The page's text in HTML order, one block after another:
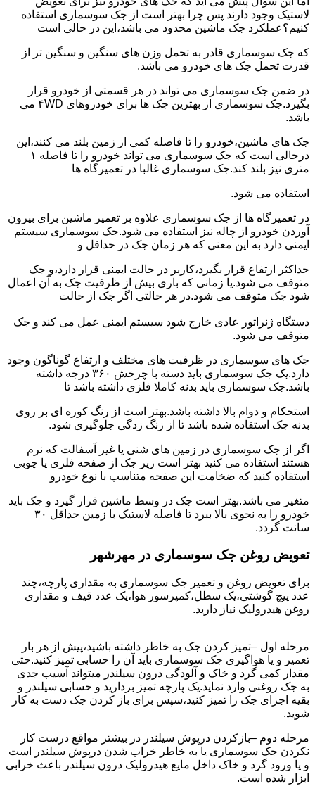
لاستیک وجود دارند پس چرا بهتر است از جک سوسماری استفاده
کنیم؟عملکرد جک ماشین محدود می باشد،این در حالی است
که جک سوسماری قادر به تحمل وزن های سنگین و سنگین تر از
قدرت تحمل جک های خودرو می باشد.
در ضمن جک سوسماری می تواند در هر قسمتی از خودرو قرار
بگیرد.جک سوسماری از بهترین جک ها برای خودروهای ۴WD می
باشد.
جک های ماشین،خودرو را تا فاصله کمی از زمین بلند می کنند،این
درحالی است که جک سوسماری می تواند خودرو را تا فاصله ۱
متری نیز بلند کند.جک سوسماری غالبا در تعمیرگاه ها
استفاده می شود.
در تعمیرگاه ها از جک سوسماری علاوه بر تعمیر ماشین برای بیرون
آوردن خودرو از چاله نیز استفاده می شود.جک سوسماری سیستم
ایمنی دارد به این معنی که هر زمان جک در حداقل و
حداکثر ارتفاع قرار بگیرد،کاربر در حالت ایمنی قرار دارد،و جک
متوقف می شود.یا زمانی که باری بیش از ظرفیت جک به آن اعمال
شود جک متوقف می شود.در هر حالتی اگر جک از حالت
دستگاه ژنراتور عادی خارج شود سیستم ایمنی عمل می کند و جک
متوقف می شود.
جک های سوسماری در ظرفیت های مختلف و ارتفاع گوناگون وجود
دارد.یک جک سوسماری باید دسته با چرخش ۳۶۰ درجه داشته
باشد.جک سوسماری باید بدنه کاملا فلزی داشته باشد تا
استحکام و دوام بالا داشته باشد.بهتر است از رنگ کوره ای بر روی
بدنه جک استفاده شده باشد تا از زنگ زدگی جلوگیری شود.
اگر از جک سوسماری در زمین های شنی یا غیر آسفالت که نرم
هستند استفاده می کنید بهتر است زیر جک از صفحه فلزی یا چوبی
استفاده کنید که ضخامت این صفحه متناسب با نوع خودرو
متغیر می باشد.بهتر است جک در وسط ماشین قرار گیرد و جک باید
خودرو را به نحوی بالا ببرد تا فاصله لاستیک با زمین حداقل ۳۰
سانت گردد.
تعویض روغن جک سوسماری در مهرشهر
برای تعویض روغن و تعمیر جک سوسماری به مقداری پارچه،چند
عدد پیچ گوشتی،یک سطل،کمپرسور هوا،یک عدد قیف و مقداری
روغن هیدرولیک نیاز دارید.
مرحله اول –تمیز کردن جک به خاطر داشته باشید،پیش از هر بار
تعمیر و یا هواگیری جک سوسماری باید آن را حسابی تمیز کنید.حتی
مقدار کمی گرد و خاک و آلودگی درون سیلندر میتواند آسیب جدی
به جک روغنی وارد نماید.یک پارچه تمیز بردارید و حسابی سیلندر و
بقیه اجزای جک را تمیز کنید،سپس برای باز کردن جک دست به کار
شوید.
مرحله دوم –بازکردن درپوش سیلندر در بیشتر مواقع درست کار
نکردن جک سوسماری یا به خاطر خراب شدن درپوش سیلندر است
و یا ورود گرد و خاک داخل مایع هیدرولیک درون سیلندر باعث خرابی
ابزار شده است.